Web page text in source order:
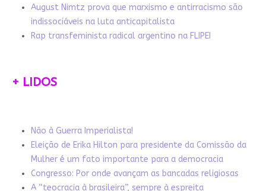
August Nimtz prova que marxismo e antirracismo são
indissociáveis na luta anticapitalista
Rap transfeminista radical argentino na FLIPEI
+ LIDOS
Não à Guerra Imperialista!
Eleição de Erika Hilton para presidente da Comissão da
Mulher é um fato importante para a democracia
Congresso: Por onde avançam as bancadas religiosas
A “teocracia à brasileira”, sempre à espreita